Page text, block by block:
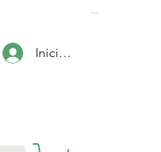
Carrito
Iniciar sesión